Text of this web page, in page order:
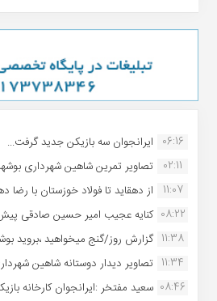
06:16 ایرانجوان سه بازیکن جدید گرفت...
02:11
تصاویر تمرین شاهین شهردارى
11:07
از دهقاید تا فولاد خوزستان با رضا
08:22 کنایه عجیب امیر حسین صادقی
11:38 گزارش روز/گنج میخواهید ،بروید
11:34 تصاویر دیدار دوستانه شاهین
08:46 سعید مفتخر :ایرانجوان کارخانه